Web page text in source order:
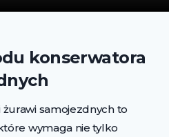
konserwatora
samojezdnych to
wymaga nie tylko